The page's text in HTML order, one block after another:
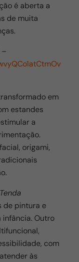
é aberta a
de muita
–
em
estandes
a
origami,
Tenda
de pintura e
Outro
com
às